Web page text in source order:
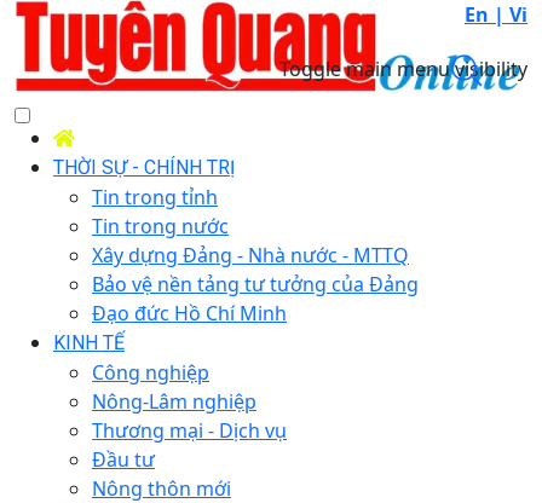
En | Vi
Toggle main menu visibility
THỜI SỰ - CHÍNH TRỊ
Tin trong tỉnh
Tin trong nước
Xây dựng Đảng - Nhà nước - MTTQ
Bảo vệ nền tảng tư tưởng của Đảng
Đạo đức Hồ Chí Minh
KINH TẾ
Công nghiệp
Nông-Lâm nghiệp
Thương mại - Dịch vụ
Đầu tư
Nông thôn mới